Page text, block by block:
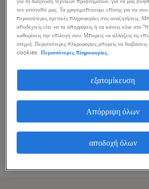
τάσεις στην αγορά
εργασίας.
Σε μια αγορά εργασίας που
εξελίσσεται ταχύτατα, η έγκυρη
πληροφόρηση για τον κλάδο που
δραστηροποιήσε είναι
ανταγωνιστικό πλεονέκτημα.
τον ιστότοπό μας. Τα χρησιμοποιούμε επίσης για να
περισσότερες σχετικές πληροφορίες στις αναζητήσεις.
αποδεχτείς είτε να τα απορρίψεις ή να κάνεις κλικ στο
καθορίσεις την επιλογή σου. Μπορείς να αλλάξεις τις
στιγμή. Περισσότερες πληροφορίες μπορείς να
cookies.
Περισσότερες πληροφορίες.
εξατομίκευση
Απόρριψη όλων
αποδοχή όλων